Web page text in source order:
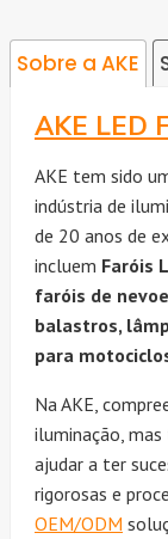
Sobre a AKE
AKE LED
AKE tem sido
indústria de
de 20 anos de
incluem Faróis
faróis de
balastros,
para
Na AKE,
iluminação,
ajudar a ter
rigorosas e
OEM/ODM